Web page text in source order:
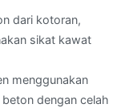
dari kotoran,
sikat kawat
menggunakan
dengan celah